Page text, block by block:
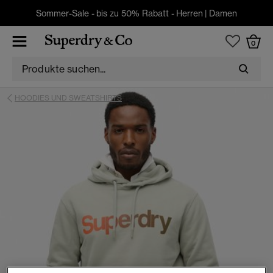
Sommer-Sale - bis zu 50% Rabatt - Herren | Damen
0
HOODIES UND SWEATSHIRTS